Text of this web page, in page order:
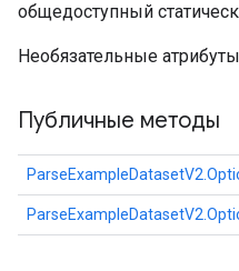
общедоступный
Необязательные
Публичные методы